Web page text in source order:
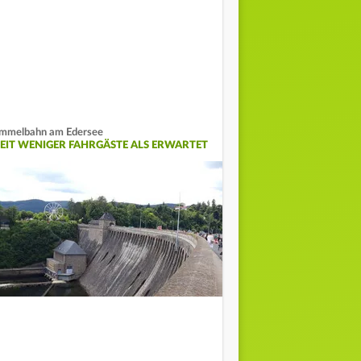
am Edersee
WENIGER FAHRGÄSTE ALS ERWARTET